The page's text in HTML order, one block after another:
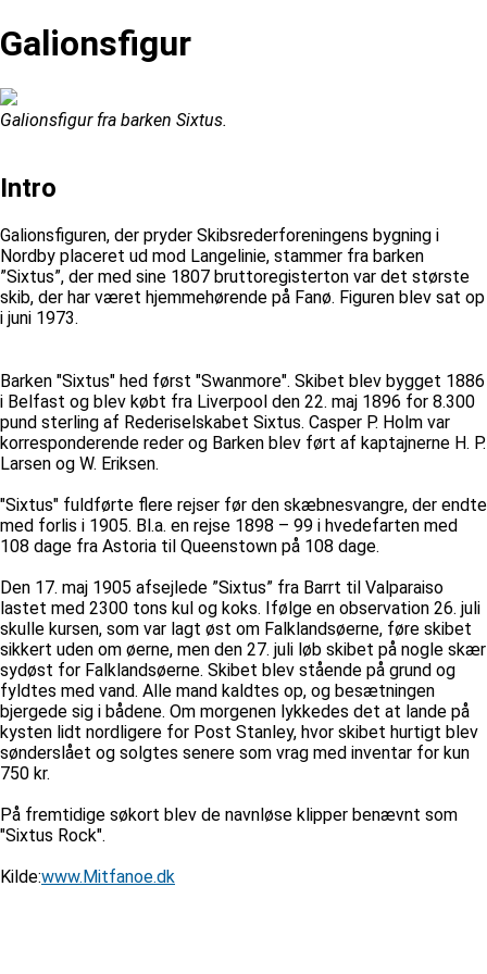
Galionsfigur
Galionsfigur fra barken Sixtus.
Intro
Galionsfiguren, der pryder Skibsrederforeningens bygning i
Nordby placeret ud mod Langelinie, stammer fra barken
”Sixtus”, der med sine 1807 bruttoregisterton var det største
skib, der har været hjemmehørende på Fanø. Figuren blev sat op
i juni 1973.
Barken "Sixtus" hed først "Swanmore". Skibet blev bygget 1886
i Belfast og blev købt fra Liverpool den 22. maj 1896 for 8.300
pund sterling af Rederiselskabet Sixtus. Casper P. Holm var
korresponderende reder og Barken blev ført af kaptajnerne H. P.
Larsen og W. Eriksen.
"Sixtus" fuldførte flere rejser før den skæbnesvangre, der endte
med forlis i 1905. Bl.a. en rejse 1898 – 99 i hvedefarten med
108 dage fra Astoria til Queenstown på 108 dage.
Den 17. maj 1905 afsejlede ”Sixtus” fra Barrt til Valparaiso
lastet med 2300 tons kul og koks. Ifølge en observation 26. juli
skulle kursen, som var lagt øst om Falklandsøerne, føre skibet
sikkert uden om øerne, men den 27. juli løb skibet på nogle skær
sydøst for Falklandsøerne. Skibet blev stående på grund og
fyldtes med vand. Alle mand kaldtes op, og besætningen
bjergede sig i bådene. Om morgenen lykkedes det at lande på
kysten lidt nordligere for Post Stanley, hvor skibet hurtigt blev
sønderslået og solgtes senere som vrag med inventar for kun
750 kr.
På fremtidige søkort blev de navnløse klipper benævnt som
"Sixtus Rock".
Kilde:www.Mitfanoe.dk